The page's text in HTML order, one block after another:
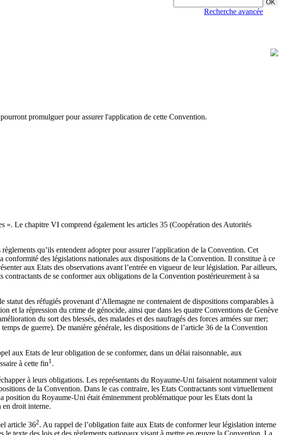
Recherche avancée
promulguer pour assurer l'application de cette Convention.
Le chapitre VI comprend également les articles 35 (Coopération des Autorités
qu’ils entendent adopter pour assurer l’application de la Convention. Cet
des législations nationales aux dispositions de la Convention. Il constitue à ce
aux Etats des observations avant l’entrée en vigueur de leur législation. Par ailleurs,
de se conformer aux obligations de la Convention postérieurement à sa
des réfugiés provenant d’Allemagne ne contenaient de dispositions comparables à
et la répression du crime de génocide, ainsi que dans les quatre Conventions de Genève
du sort des blessés, des malades et des naufragés des forces armées sur mer;
de guerre). De manière générale, les dispositions de l’article 36 de la Convention
aux Etats de leur obligation de se conformer, dans un délai raisonnable, aux
à cette fin1 .
à leurs obligations. Les représentants du Royaume-Uni faisaient notamment valoir
de la Convention. Dans le cas contraire, les Etats Contractants sont virtuellement
position du Royaume-Uni était éminemment problématique pour les Etats dont la
en droit interne.
article 362. Au rappel de l’obligation faite aux Etats de conformer leur législation interne